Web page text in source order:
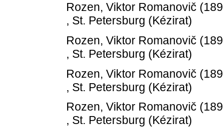
Rozen, Viktor Romanovič
, St. Petersburg (Kézirat)
Rozen, Viktor Romanovič
, St. Petersburg (Kézirat)
Rozen, Viktor Romanovič
, St. Petersburg (Kézirat)
Rozen, Viktor Romanovič
, St. Petersburg (Kézirat)